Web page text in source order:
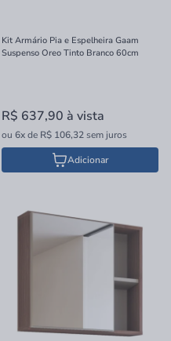
Kit Armário Pia e Espelheira Gaam
Suspenso Oreo Tinto Branco 60cm
R$ 637,90 à vista
ou 6xde R$ 106,32sem juros
Adicionar